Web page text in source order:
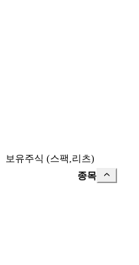
보유주식 (스팩,리츠)
종목